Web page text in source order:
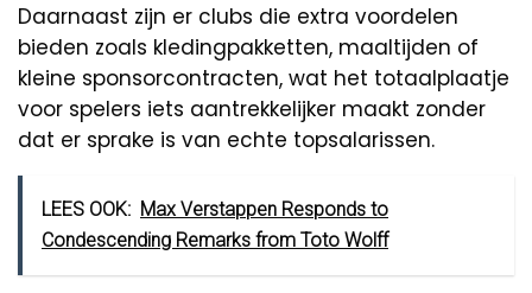
Daarnaast zijn er clubs die extra voordelen
bieden zoals kledingpakketten, maaltijden of
kleine sponsorcontracten, wat het totaalplaatje
voor spelers iets aantrekkelijker maakt zonder
dat er sprake is van echte topsalarissen.
LEES OOK: Max Verstappen Responds to
Condescending Remarks from Toto Wolff